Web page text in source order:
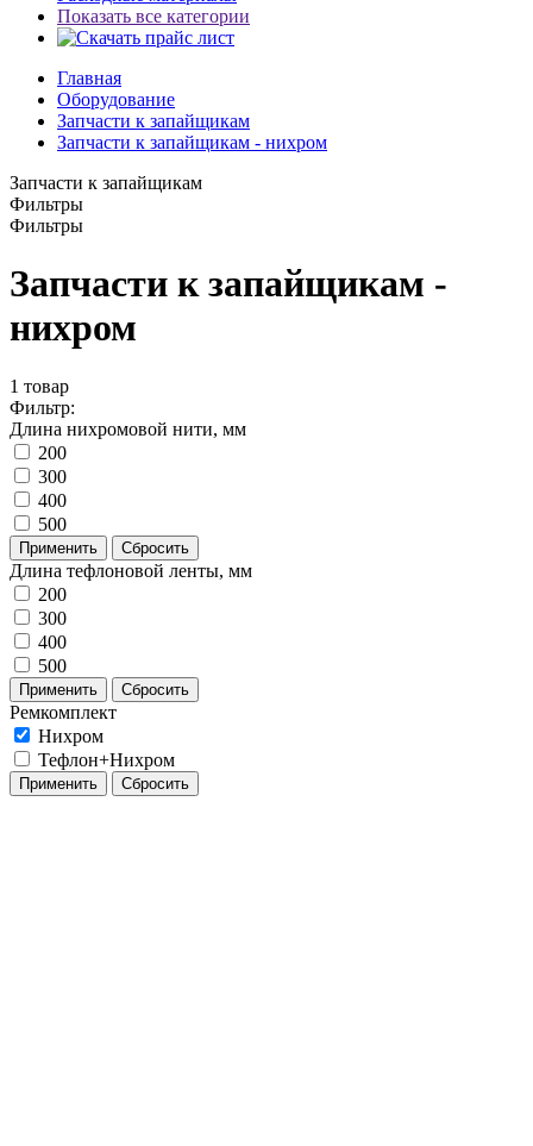
Показать все категории
Главная
Оборудование
Запчасти к запайщикам
Запчасти к запайщикам - нихром
Запчасти к запайщикам
Фильтры
Фильтры
Запчасти к запайщикам -
нихром
1 товар
Фильтр:
Длина нихромовой нити, мм
200
300
400
500
Применить Сбросить
Длина тефлоновой ленты, мм
200
300
400
500
Применить Сбросить
Ремкомплект
Нихром
Тефлон+Нихром
Применить Сбросить